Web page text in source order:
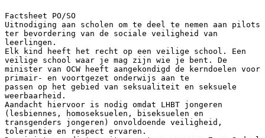
Factsheet PO/SO
Uitnodiging aan scholen om te deel te nemen aan pilots
ter bevordering van de sociale veiligheid van
leerlingen.
Elk kind heeft het recht op een veilige school. Een
veilige school waar je mag zijn wie je bent. De
minister van OCW heeft aangekondigd de kerndoelen voor
primair- en voortgezet onderwijs aan te
passen op het gebied van seksualiteit en seksuele
weerbaarheid.
Aandacht hiervoor is nodig omdat LHBT jongeren
(lesbiennes, homoseksuelen, biseksuelen en
transgenders jongeren) onvoldoende veiligheid,
tolerantie en respect ervaren.